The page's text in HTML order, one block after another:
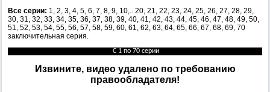
Все серии: 1, 2, 3, 4, 5, 6, 7, 8, 9, 10,.. 20, 21, 22, 23, 24, 25, 26, 27, 28, 29,
30, 31, 32, 33, 34, 35, 36, 37, 38, 39, 40, 41, 42, 43, 44, 45, 46, 47, 48, 49, 50,
51, 52, 53, 54, 55, 56, 57, 58, 59, 60, 61, 62, 63, 64, 65, 66, 67, 68, 69, 70
заключительная серия.
С 1 по 70 серии
Извините, видео удалено по требованию
правообладателя!